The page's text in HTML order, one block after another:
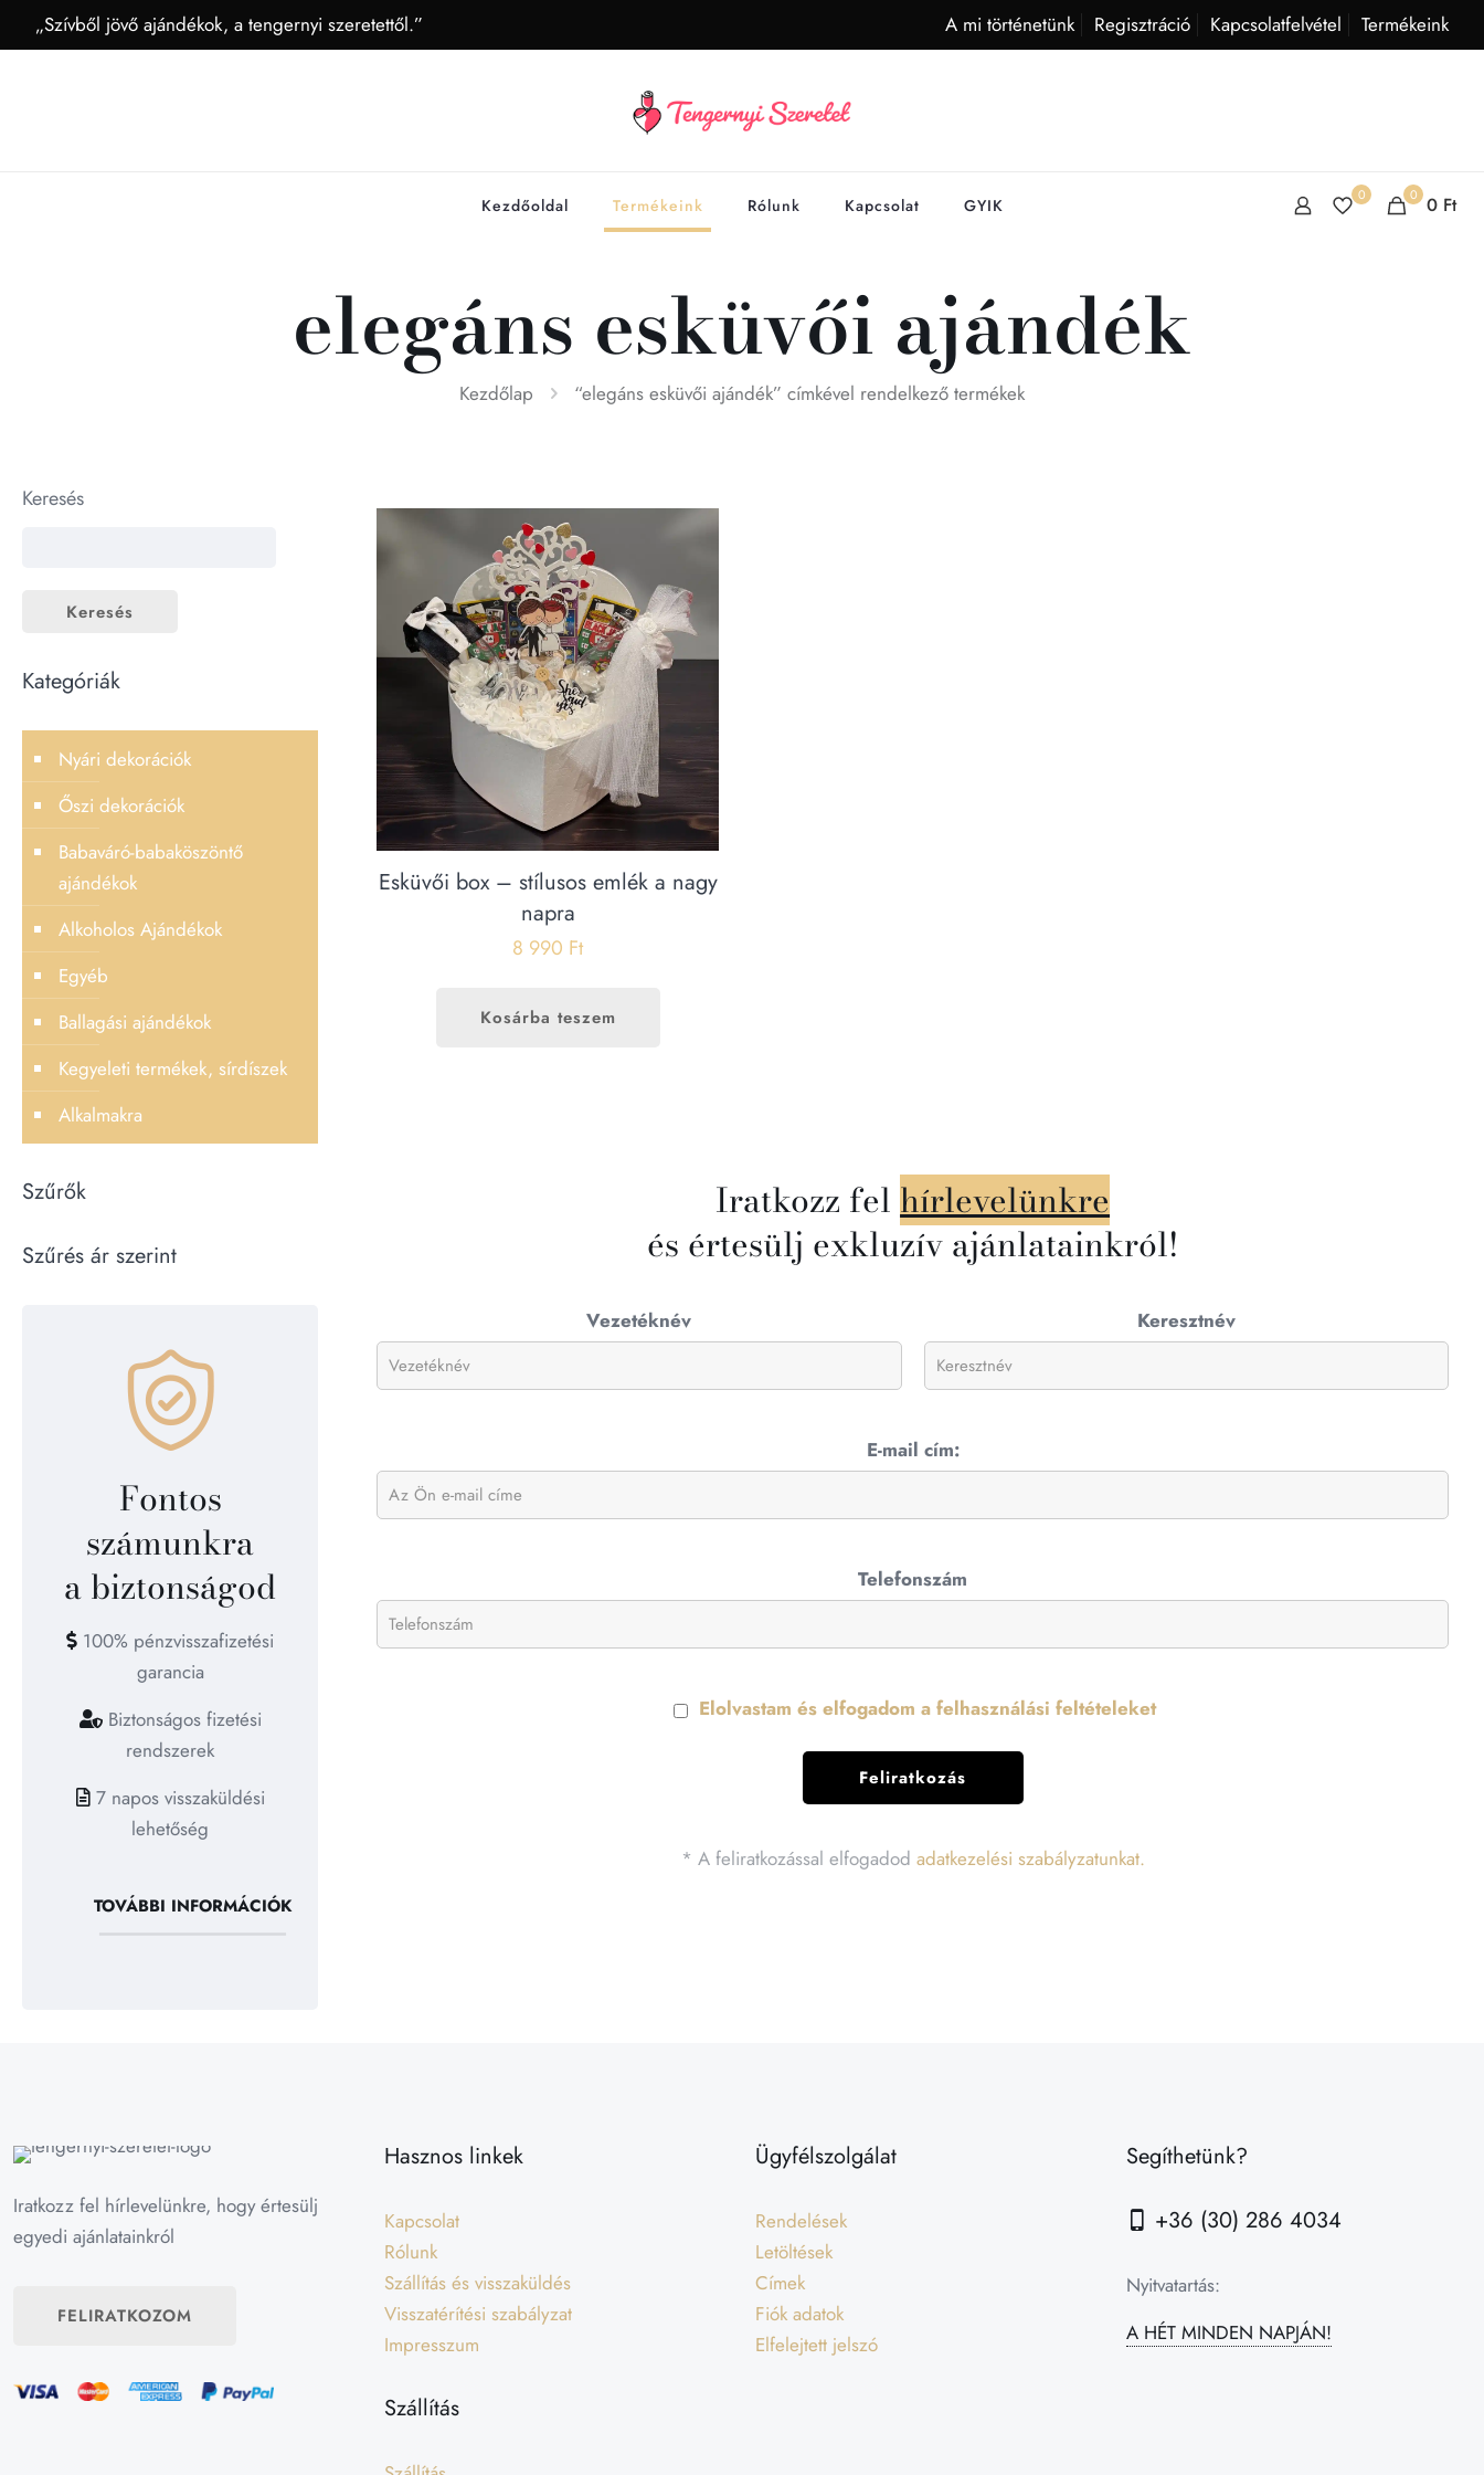
„Szívből jövő ajándékok, a tengernyi szeretettől.” A mi történetünk Regisztráció Kapcsolatfelvétel Termékeink
Kezdőoldal Termékeink Rólunk Kapcsolat GYIK 0 0 0 Ft
elegáns esküvői ajándék
Kezdőlap “elegáns esküvői ajándék” címkével rendelkező termékek
Esküvői box – stílusos emlék a nagy
napra
8 990 Ft
Kosárba teszem
Iratkozz fel hírlevelünkre
és értesülj exkluzív ajánlatainkról!
Vezetéknév Keresztnév
E-mail cím:
Telefonszám
Elolvastam és elfogadom a felhasználási feltételeket
* A feliratkozással elfogadod adatkezelési szabályzatunkat.
Keresés
Keresés
Kategóriák
Nyári dekorációk
Őszi dekorációk
Babaváró-babaköszöntő
ajándékok
Alkoholos Ajándékok
Egyéb
Ballagási ajándékok
Kegyeleti termékek, sírdíszek
Alkalmakra
Szűrők
Szűrés ár szerint
Fontos
számunkra
a biztonságod
100% pénzvisszafizetési
garancia
Biztonságos fizetési
rendszerek
7 napos visszaküldési
lehetőség
TOVÁBBI INFORMÁCIÓK
Iratkozz fel hírlevelünkre, hogy értesülj
egyedi ajánlatainkról
FELIRATKOZOM
Hasznos linkek
Kapcsolat
Rólunk
Szállítás és visszaküldés
Visszatérítési szabályzat
Impresszum
Szállítás
Ügyfélszolgálat
Rendelések
Letöltések
Címek
Fiók adatok
Elfelejtett jelszó
Segíthetünk?
+36 (30) 286 4034
Nyitvatartás:
A HÉT MINDEN NAPJÁN!